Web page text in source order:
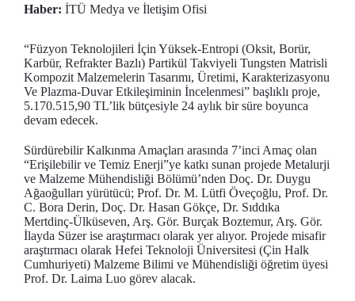
Haber: İTÜ Medya ve İletişim Ofisi
“Füzyon Teknolojileri İçin Yüksek-Entropi (Oksit, Borür,
Karbür, Refrakter Bazlı) Partikül Takviyeli Tungsten Matrisli
Kompozit Malzemelerin Tasarımı, Üretimi, Karakterizasyonu
Ve Plazma-Duvar Etkileşiminin İncelenmesi” başlıklı proje,
5.170.515,90 TL’lik bütçesiyle 24 aylık bir süre boyunca
devam edecek.
Sürdürebilir Kalkınma Amaçları arasında 7’inci Amaç olan
“Erişilebilir ve Temiz Enerji”ye katkı sunan projede Metalurji
ve Malzeme Mühendisliği Bölümü’nden Doç. Dr. Duygu
Ağaoğulları yürütücü; Prof. Dr. M. Lütfi Öveçoğlu, Prof. Dr.
C. Bora Derin, Doç. Dr. Hasan Gökçe, Dr. Sıddıka
Mertdinç-Ülküseven, Arş. Gör. Burçak Boztemur, Arş. Gör.
İlayda Süzer ise araştırmacı olarak yer alıyor. Projede misafir
araştırmacı olarak Hefei Teknoloji Üniversitesi (Çin Halk
Cumhuriyeti) Malzeme Bilimi ve Mühendisliği öğretim üyesi
Prof. Dr. Laima Luo görev alacak.